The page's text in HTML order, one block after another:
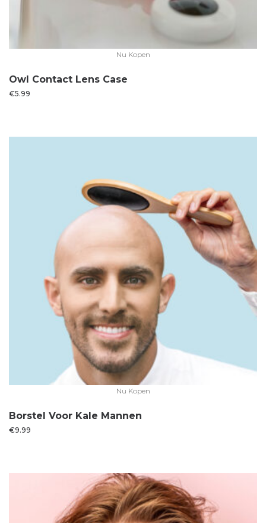
Nu Kopen
Owl Contact Lens Case
€5.99
Nu Kopen
Borstel Voor Kale Mannen
€9.99